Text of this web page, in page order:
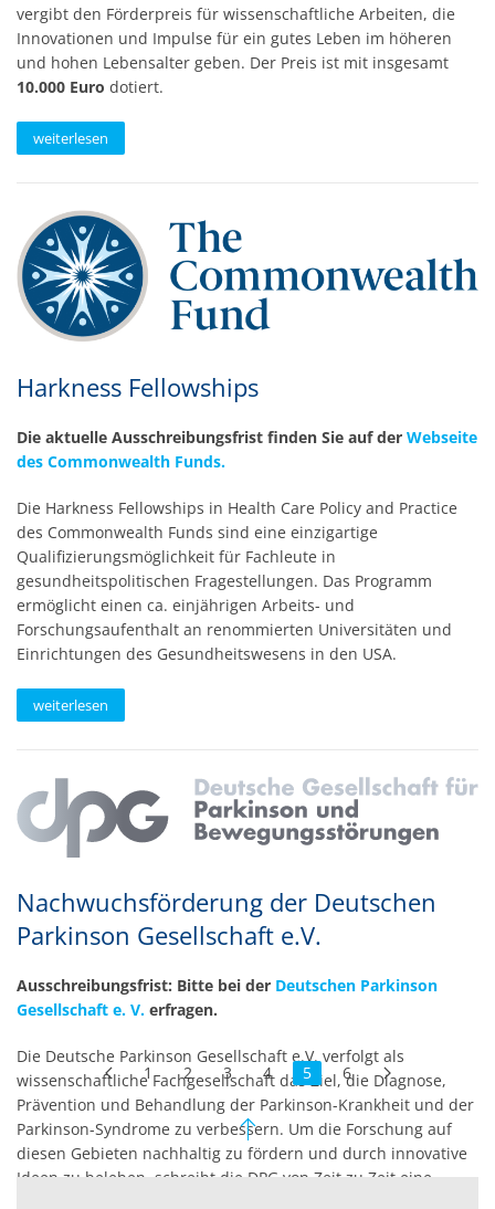
vergibt den Förderpreis für wissenschaftliche Arbeiten, die
Innovationen und Impulse für ein gutes Leben im höheren
und hohen Lebensalter geben. Der Preis ist mit insgesamt
10.000 Euro dotiert.
weiterlesen
Harkness Fellowships
Die aktuelle Ausschreibungsfrist finden Sie auf der Webseite
des Commonwealth Funds.
Die Harkness Fellowships in Health Care Policy and Practice
des Commonwealth Funds sind eine einzigartige
Qualifizierungsmöglichkeit für Fachleute in
gesundheitspolitischen Fragestellungen. Das Programm
ermöglicht einen ca. einjährigen Arbeits- und
Forschungsaufenthalt an renommierten Universitäten und
Einrichtungen des Gesundheitswesens in den USA.
weiterlesen
Nachwuchsförderung der Deutschen
Parkinson Gesellschaft e.V.
Ausschreibungsfrist: Bitte bei der Deutschen Parkinson
Gesellschaft e. V. erfragen.
Die Deutsche Parkinson Gesellschaft e.V. verfolgt als
wissenschaftliche Fachgesellschaft das Ziel, die Diagnose,
Prävention und Behandlung der Parkinson-Krankheit und der
Parkinson-Syndrome zu verbessern. Um die Forschung auf
diesen Gebieten nachhaltig zu fördern und durch innovative
Ideen zu beleben, schreibt die DPG von Zeit zu Zeit eine
1 2 3 4 5 6